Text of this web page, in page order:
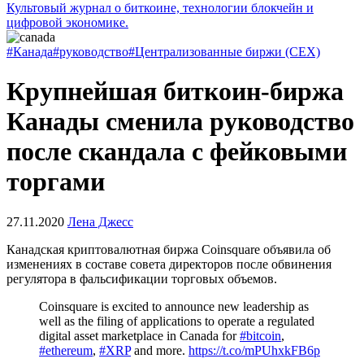
Культовый журнал о биткоине, технологии блокчейн и
цифровой экономике.
#Канада#руководство#Централизованные биржи (CEX)
Крупнейшая биткоин-биржа
Канады сменила руководство
после скандала с фейковыми
торгами
27.11.2020 Лена Джесс
Канадская криптовалютная биржа Coinsquare объявила об
изменениях в составе совета директоров после обвинения
регулятора в фальсификации торговых объемов.
Coinsquare is excited to announce new leadership as
well as the filing of applications to operate a regulated
digital asset marketplace in Canada for#bitcoin,
#ethereum, #XRPand more. https://t.co/mPUhxkFB6p